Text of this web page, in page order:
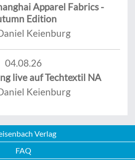
Apparel Fabrics -
Edition
Keienburg
04.08.26
live auf Techtextil NA
Keienburg
Verlag
FAQ